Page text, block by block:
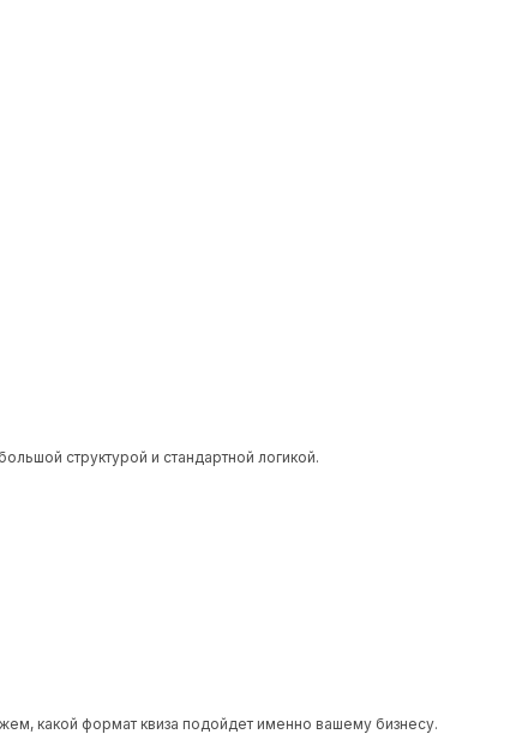
структурой и стандартной логикой.
какой формат квиза подойдет именно вашему бизнесу.